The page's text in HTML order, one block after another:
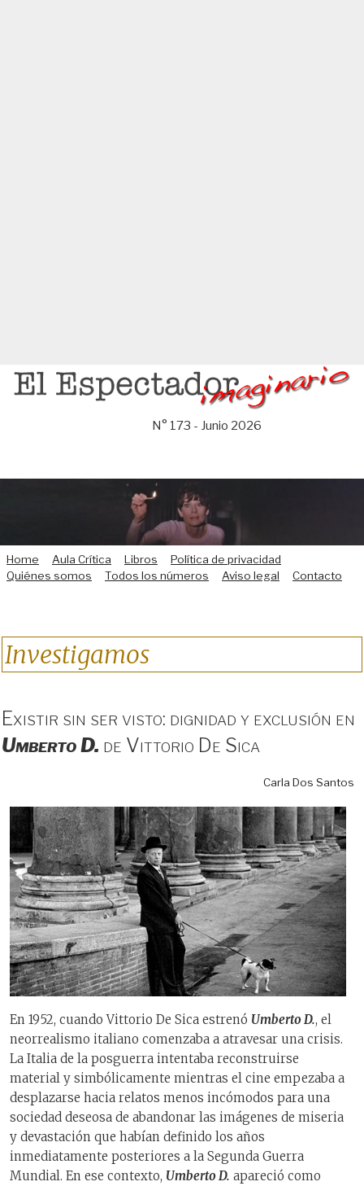
Saltar
N° 173 - Junio 2026
Home Aula Crítica Libros
Política de privacidad
Quiénes somos
Todos los números Aviso legal Contacto
Investigamos
Existir sin ser visto: dignidad y exclusión en
Umberto D. de Vittorio De Sica
Carla Dos Santos
En 1952, cuando Vittorio De Sica estrenó Umberto D., el
neorrealismo italiano comenzaba a atravesar una crisis.
La Italia de la posguerra intentaba reconstruirse
material y simbólicamente mientras el cine empezaba a
desplazarse hacia relatos menos incómodos para una
sociedad deseosa de abandonar las imágenes de miseria
y devastación que habían definido los años
inmediatamente posteriores a la Segunda Guerra
Mundial. En ese contexto, Umberto D. apareció como